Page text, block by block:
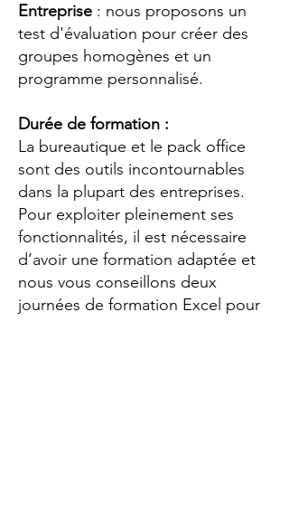
Entreprise : nous proposons un
test d'évaluation pour créer des
groupes homogènes et un
programme personnalisé.
Durée de formation :
La bureautique et le pack office
sont des outils incontournables
dans la plupart des entreprises.
Pour exploiter pleinement ses
fonctionnalités, il est nécessaire
d’avoir une formation adaptée et
nous vous conseillons deux
journées de formation Excel pour